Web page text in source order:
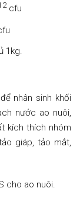
cfu
1kg.
nhân sinh khối
nước ao nuôi,
kích thích nhóm
giáp, tảo mắt,
cho ao nuôi.